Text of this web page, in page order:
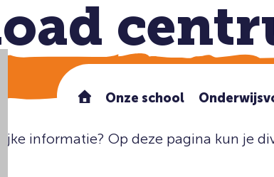
Onze school
informatie? Op deze pagina kun je